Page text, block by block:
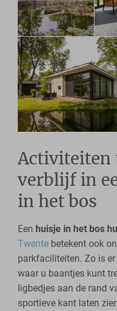
Activiteiten
verblijf in
in het bos
Een huisje in het bos
Twente betekent ook
parkfaciliteiten. Zo is
waar u baantjes kunt
ligbedjes aan de rand
sportieve kant laten